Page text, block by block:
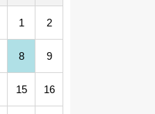
1 2
8 9
15 16